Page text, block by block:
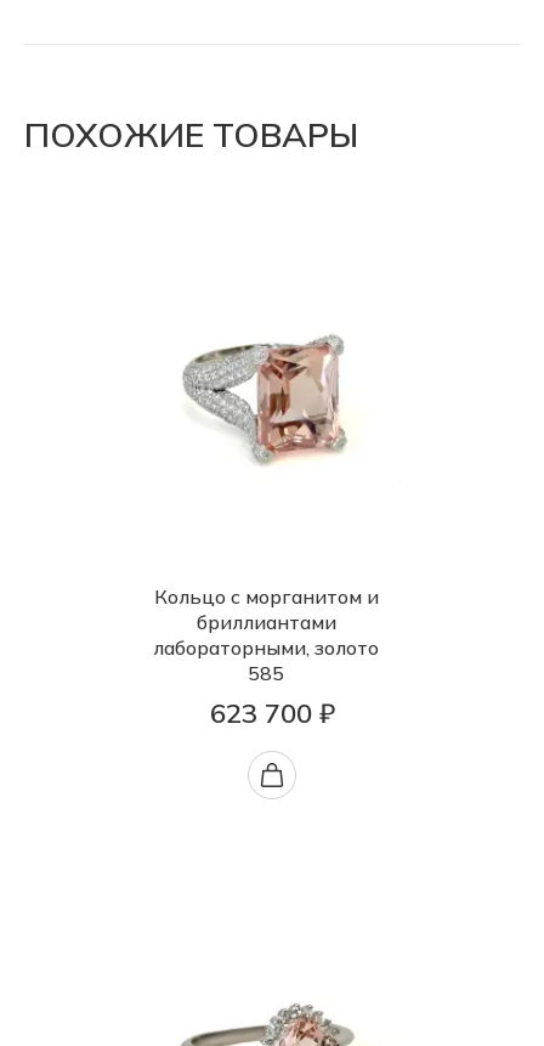
ПОХОЖИЕ ТОВАРЫ
Кольцо с морганитом и
бриллиантами
лабораторными, золото
585
623 700 ₽